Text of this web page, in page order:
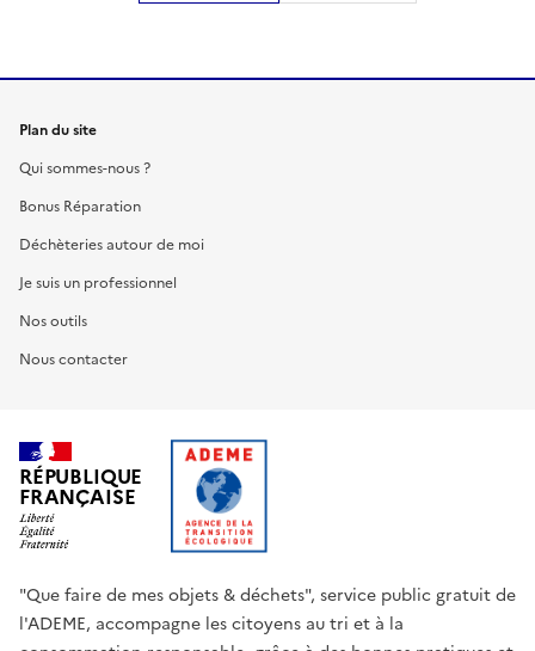
Plan du site
Qui sommes-nous ?
Bonus Réparation
Déchèteries autour de moi
Je suis un professionnel
Nos outils
Nous contacter
RÉPUBLIQUE
FRANÇAISE
"Que faire de mes objets & déchets", service public gratuit de
l'ADEME, accompagne les citoyens au tri et à la